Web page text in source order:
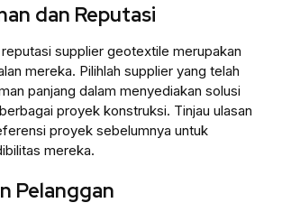
dan Reputasi
supplier geotextile merupakan
mereka. Pilihlah supplier yang telah
panjang dalam menyediakan solusi
proyek konstruksi. Tinjau ulasan
proyek sebelumnya untuk
mereka.
Pelanggan